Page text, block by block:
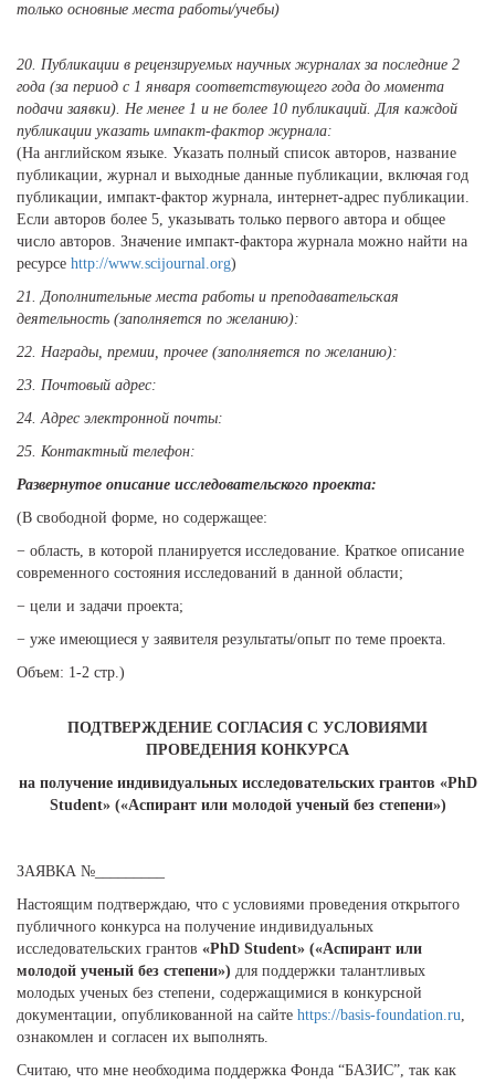
только основные места работы/учебы)
20. Публикации в рецензируемых научных журналах за последние 2
года (за период с 1 января соответствующего года до момента
подачи заявки). Не менее 1 и не более 10 публикаций. Для каждой
публикации указать импакт-фактор журнала:
(На английском языке. Указать полный список авторов, название
публикации, журнал и выходные данные публикации, включая год
публикации, импакт-фактор журнала, интернет-адрес публикации.
Если авторов более 5, указывать только первого автора и общее
число авторов. Значение импакт-фактора журнала можно найти на
ресурсе http://www.scijournal.org)
21. Дополнительные места работы и преподавательская
деятельность (заполняется по желанию):
22. Награды, премии, прочее (заполняется по желанию):
23. Почтовый адрес:
24. Адрес электронной почты:
25. Контактный телефон:
Развернутое описание исследовательского проекта:
(В свободной форме, но содержащее:
− область, в которой планируется исследование. Краткое описание
современного состояния исследований в данной области;
− цели и задачи проекта;
− уже имеющиеся у заявителя результаты/опыт по теме проекта.
Объем: 1-2 стр.)
ПОДТВЕРЖДЕНИЕ СОГЛАСИЯ С УСЛОВИЯМИ
ПРОВЕДЕНИЯ КОНКУРСА
на получение индивидуальных исследовательских грантов «PhD
Student» («Аспирант или молодой ученый без степени»)
ЗАЯВКА №_________
Настоящим подтверждаю, что с условиями проведения открытого
публичного конкурса на получение индивидуальных
исследовательских грантов «PhD Student» («Аспирант или
молодой ученый без степени») для поддержки талантливых
молодых ученых без степени, содержащимися в конкурсной
документации, опубликованной на сайте https://basis-foundation.ru,
ознакомлен и согласен их выполнять.
Считаю, что мне необходима поддержка Фонда “БАЗИС”, так как